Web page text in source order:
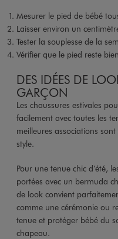
Mesurer le pied de bébé
Laisser environ un
Tester la souplesse de la
Vérifier que le pied reste
DES IDÉES DE
GARÇON
Les chaussures estivales
facilement avec toutes les
meilleures associations
style.
Pour une tenue chic d’été,
portées avec un bermuda
de look convient
comme une cérémonie ou
tenue et protéger bébé du
chapeau.